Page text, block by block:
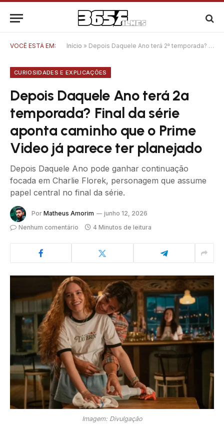
VOCÊ ESTÁ EM: Início » Depois Daquele Ano terá 2ª temporada? Final da série aponta caminho que o Prime Video já parece ter planejado
CURIOSIDADES E EXPLICAÇÕES
Depois Daquele Ano terá 2ª
temporada? Final da série
aponta caminho que o Prime
Video já parece ter planejado
Depois Daquele Ano pode ganhar continuação
focada em Charlie Florek, personagem que assume
papel central no final da série.
Por Matheus Amorim
junho 12, 2026
Nenhum comentário
4 Minutos de leitura
Imagem: Divulgação